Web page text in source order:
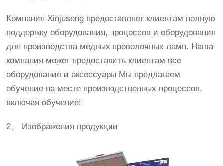
Компания Xinjuseng предоставляет клиентам полную
поддержку оборудования, процессов и оборудования
для производства медных проволочных ламп. Наша
компания может предоставить клиентам все
оборудование и аксессуары Мы предлагаем
обучение на месте производственных процессов,
включая обучение!
2、 Изображения продукции